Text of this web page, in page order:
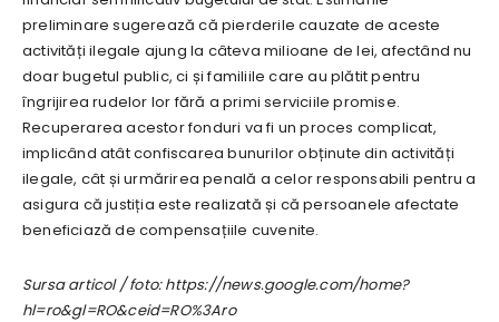
preliminare sugerează că pierderile cauzate de aceste
activități ilegale ajung la câteva milioane de lei, afectând nu
doar bugetul public, ci și familiile care au plătit pentru
îngrijirea rudelor lor fără a primi serviciile promise.
Recuperarea acestor fonduri va fi un proces complicat,
implicând atât confiscarea bunurilor obținute din activități
ilegale, cât și urmărirea penală a celor responsabili pentru a
asigura că justiția este realizată și că persoanele afectate
beneficiază de compensațiile cuvenite.
Sursa articol / foto: https://news.google.com/home?
hl=ro&gl=RO&ceid=RO%3Aro